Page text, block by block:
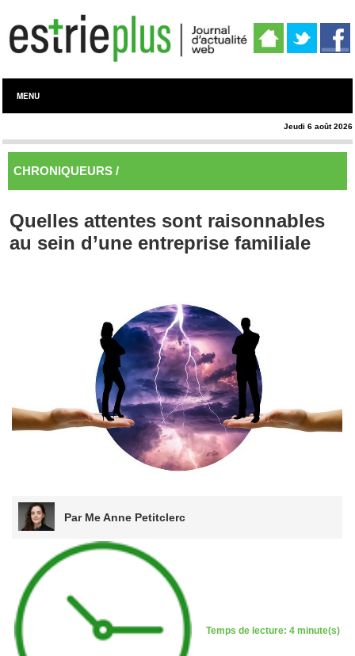
MENU
Jeudi 6 août 2026
CHRONIQUEURS /
Quelles attentes sont raisonnables
au sein d’une entreprise familiale
Par Me Anne Petitclerc
Temps de lecture: 4 minute(s)